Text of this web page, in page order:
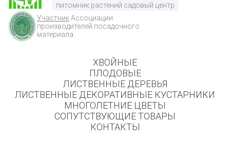
питомник растений садовый центр
УчастникАссоциации
производителей посадочного
материала
ХВОЙНЫЕ
ПЛОДОВЫЕ
ЛИСТВЕННЫЕ ДЕРЕВЬЯ
ЛИСТВЕННЫЕ ДЕКОРАТИВНЫЕ КУСТАРНИКИ
МНОГОЛЕТНИЕ ЦВЕТЫ
СОПУТСТВУЮЩИЕ ТОВАРЫ
КОНТАКТЫ